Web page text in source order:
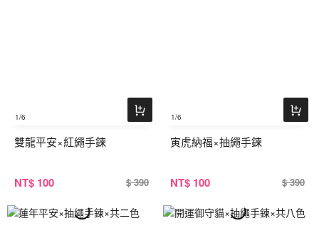
1/6
雙龍平安×紅繩手鍊
NT$ 100 $ 390
1/6
寅虎納福×抽繩手鍊
NT$ 100 $ 390